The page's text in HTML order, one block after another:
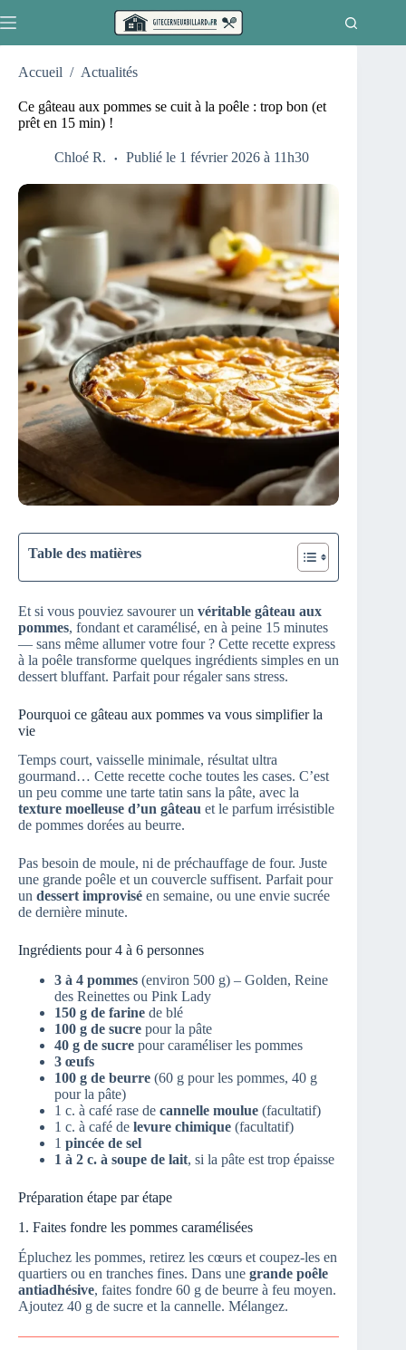
au
Accueil / Actualités
Ce gâteau aux pommes se cuit à la poêle : trop bon (et
prêt en 15 min) !
Chloé R. Publié le 1 février 2026 à 11h30
Table des matières
Et si vous pouviez savourer un véritable gâteau aux
pommes, fondant et caramélisé, en à peine 15 minutes
— sans même allumer votre four ? Cette recette express
à la poêle transforme quelques ingrédients simples en un
dessert bluffant. Parfait pour régaler sans stress.
Pourquoi ce gâteau aux pommes va vous simplifier la
vie
Temps court, vaisselle minimale, résultat ultra
gourmand… Cette recette coche toutes les cases. C’est
un peu comme une tarte tatin sans la pâte, avec la
texture moelleuse d’un gâteau et le parfum irrésistible
de pommes dorées au beurre.
Pas besoin de moule, ni de préchauffage de four. Juste
une grande poêle et un couvercle suffisent. Parfait pour
un dessert improvisé en semaine, ou une envie sucrée
de dernière minute.
Ingrédients pour 4 à 6 personnes
3 à 4 pommes (environ 500 g) – Golden, Reine
des Reinettes ou Pink Lady
150 g de farine de blé
100 g de sucre pour la pâte
40 g de sucre pour caraméliser les pommes
3 œufs
100 g de beurre (60 g pour les pommes, 40 g
pour la pâte)
1 c. à café rase de cannelle moulue (facultatif)
1 c. à café de levure chimique (facultatif)
1 pincée de sel
1 à 2 c. à soupe de lait, si la pâte est trop épaisse
Préparation étape par étape
1. Faites fondre les pommes caramélisées
Épluchez les pommes, retirez les cœurs et coupez-les en
quartiers ou en tranches fines. Dans une grande poêle
antiadhésive, faites fondre 60 g de beurre à feu moyen.
Ajoutez 40 g de sucre et la cannelle. Mélangez.